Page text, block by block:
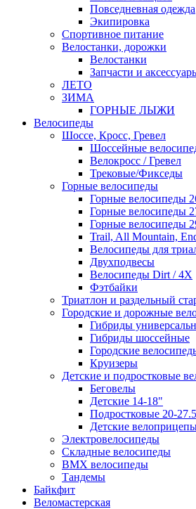
Повседневная одежда
Экипировка
Спортивное питание
Велостанки, дорожки
Велостанки
Запчасти и
ЛЕТО
ЗИМА
ГОРНЫЕ ЛЫЖИ
Велосипеды
Шоссе, Кросс, Гревел
Шоссейные
Велокросс / Гревел
Трековые/Фикседы
Горные велосипеды
Горные велосипеды
Горные велосипеды
Горные велосипеды
Trail, All Mountain,
Велосипеды для
Двухподвесы
Велосипеды Dirt / 4X
Фэтбайки
Триатлон и раздельный
Городские и дорожные
Гибриды
Гибриды шоссейные
Городские
Круизеры
Детские и подростковые
Беговелы
Детские 14-18"
Подростковые 20-
Детские
Электровелосипеды
Складные велосипеды
BMX велосипеды
Тандемы
Байкфит
Веломастерская